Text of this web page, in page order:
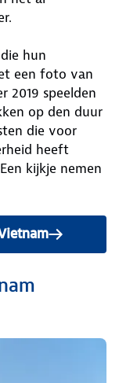
hun
een foto van
2019 speelden
op den duur
die voor
heeft
kijkje nemen